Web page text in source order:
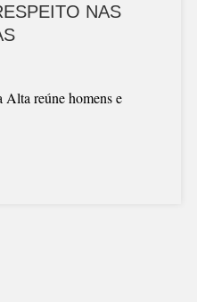
NAS
Alta reúne homens e